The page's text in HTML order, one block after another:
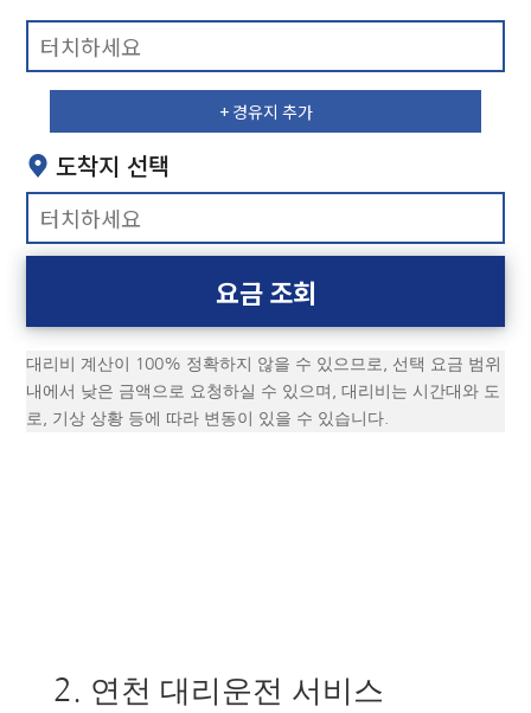
50m
+ 경유지 추가
도착지 선택
50m
요금 조회
대리비 계산이 100% 정확하지 않을 수 있으므로, 선택 요금 범위
내에서 낮은 금액으로 요청하실 수 있으며,대리비는 시간대와 도
로, 기상 상황 등에 따라 변동이 있을 수 있습니다.
2. 연천 대리운전 서비스